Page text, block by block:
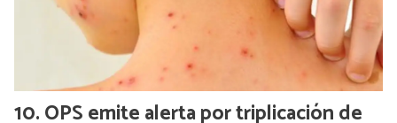
OPS emite alerta por triplicación de